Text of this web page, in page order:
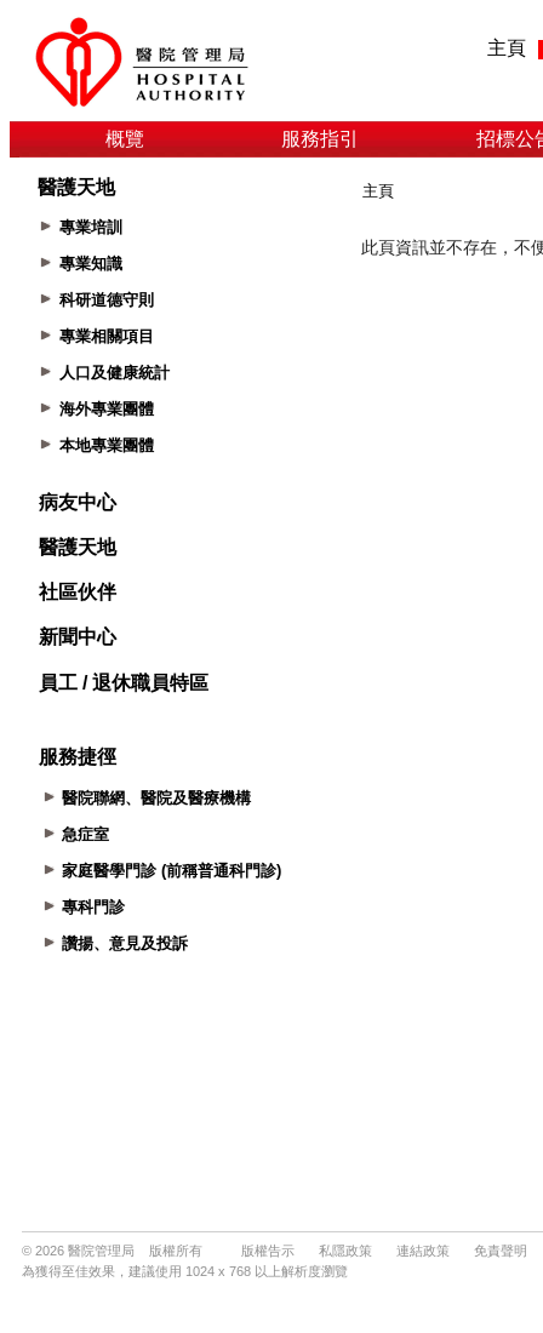
主頁
概覽 服務指引 招標公
醫護天地
專業培訓
專業知識
科研道德守則
專業相關項目
人口及健康統計
海外專業團體
本地專業團體
病友中心
醫護天地
社區伙伴
新聞中心
員工 / 退休職員特區
服務捷徑
醫院聯網、醫院及醫療機構
急症室
家庭醫學門診 (前稱普通科門診)
專科門診
讚揚、意見及投訴
主頁
© 2026 醫院管理局 版權所有 版權告示 私隱政策 連結政策
免責聲明
為獲得至佳效果，建議使用 1024 x 768 以上解析度瀏覽